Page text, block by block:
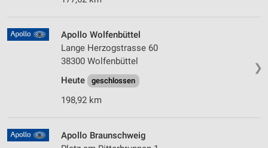
❯
Apollo Wolfenbüttel
Lange Herzogstrasse 60
38300 Wolfenbüttel
Heute
geschlossen
198,92 km
Apollo Braunschweig